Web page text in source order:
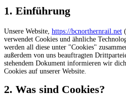
1. Einführung
Unsere Website, https://bcnorthernrail.net
verwendet Cookies und ähnliche
werden all diese unter "Cookies"
außerdem von uns beauftragten
stehendem Dokument informieren wir
Cookies auf unserer Website.
2. Was sind Cookies?